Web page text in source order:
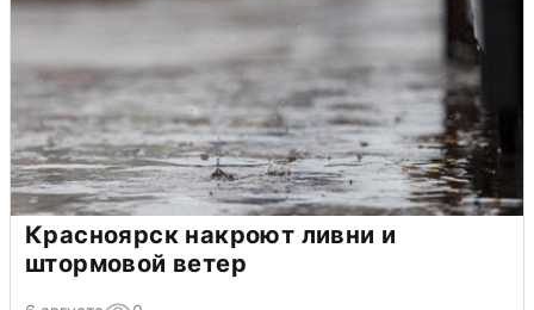
Красноярск накроют ливни и
штормовой ветер